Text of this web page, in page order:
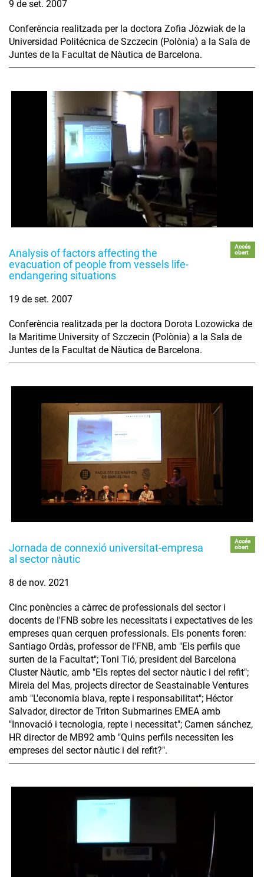
9 de set. 2007
Conferència realitzada per la doctora Zofia Józwiak de la
Universidad Politécnica de Szczecin (Polònia) a la Sala de
Juntes de la Facultat de Nàutica de Barcelona.
Analysis of factors affecting the
evacuation of people from vessels life-
endangering situations
Accés
obert
19 de set. 2007
Conferència realitzada per la doctora Dorota Lozowicka de
la Maritime University of Szczecin (Polònia) a la Sala de
Juntes de la Facultat de Nàutica de Barcelona.
Jornada de connexió universitat-empresa
al sector nàutic
Accés
obert
8 de nov. 2021
Cinc ponències a càrrec de professionals del sector i
docents de l'FNB sobre les necessitats i expectatives de les
empreses quan cerquen professionals. Els ponents foren:
Santiago Ordàs, professor de l'FNB, amb "Els perfils que
surten de la Facultat"; Toni Tió, president del Barcelona
Cluster Nàutic, amb "Els reptes del sector nàutic i del refit";
Mireia del Mas, projects director de Seastainable Ventures
amb "L'economia blava, repte i responsabilitat"; Héctor
Salvador, director de Triton Submarines EMEA amb
"Innovació i tecnologia, repte i necessitat"; Camen sánchez,
HR director de MB92 amb "Quins perfils necessiten les
empreses del sector nàutic i del refit?".